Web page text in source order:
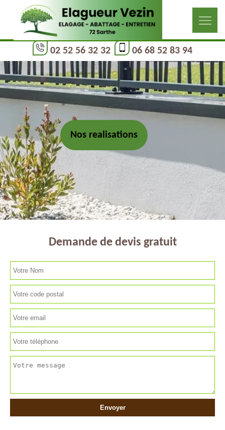
02 52 56 32 32 06 68 52 83 94
Nos realisations
Demande de devis gratuit